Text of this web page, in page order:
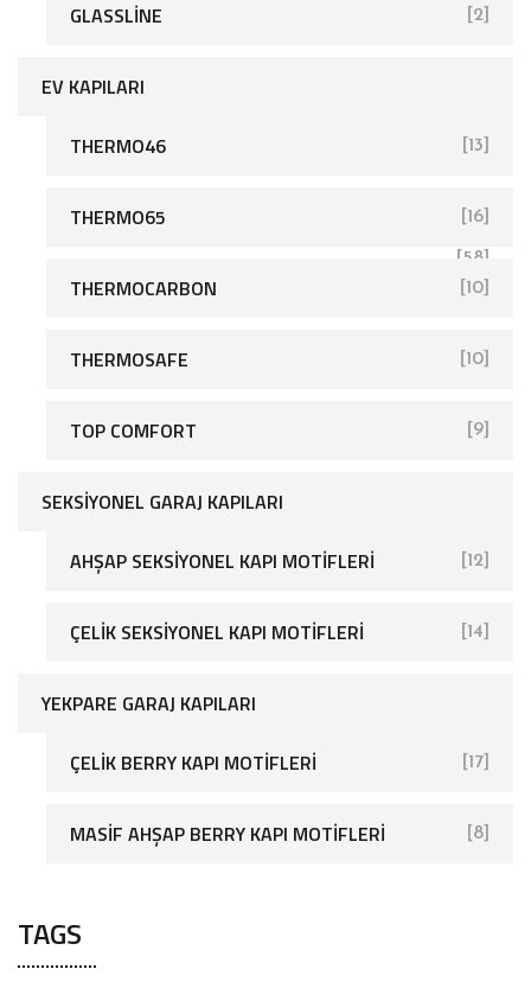
GLASSLINE [2]
EV KAPILARI
[58]
THERMO46 [13]
THERMO65 [16]
THERMOCARBON [10]
THERMOSAFE [10]
TOP COMFORT [9]
SEKSIYONEL GARAJ KAPILARI
[26]
AHŞAP SEKSIYONEL KAPI MOTIFLERI [12]
ÇELIK SEKSIYONEL KAPI MOTIFLERI [14]
YEKPARE GARAJ KAPILARI
[25]
ÇELIK BERRY KAPI MOTIFLERI [17]
MASIF AHŞAP BERRY KAPI MOTIFLERI [8]
TAGS